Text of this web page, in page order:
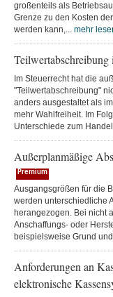
großenteils als
Grenze zu den Kosten
werden kann,... mehr
Teilwertabschreibung
Im Steuerrecht hat die
"Teilwertabschreibung"
anders ausgestaltet als
mehr Wahlfreiheit. Im
Unterschiede zum
Außerplanmäßige
Premium
Ausgangsgrößen für die
werden unterschiedliche
herangezogen. Bei nicht
Anschaffungs- oder
beispielsweise Grund
Anforderungen an
elektronische